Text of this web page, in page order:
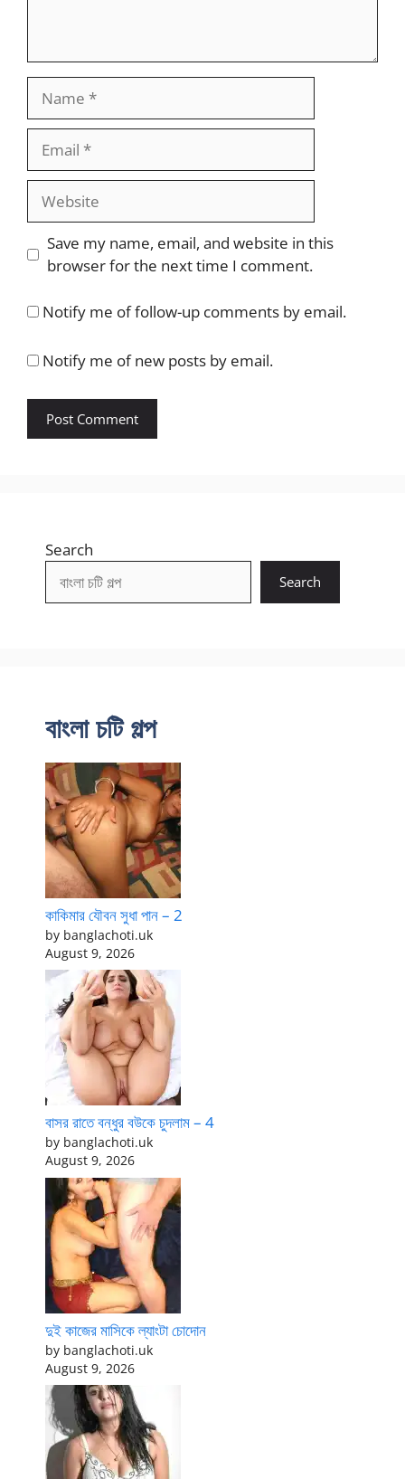
Website
Save my name, email, and website in this
browser for the next time I comment.
Notify me of follow-up comments by email.
Notify me of new posts by email.
Search
Search
বাংলা চটি গল্প
কাকিমার যৌবন সুধা পান – 2
by banglachoti.uk
August 9, 2026
বাসর রাতে বন্ধুর বউকে চুদলাম – 4
by banglachoti.uk
August 9, 2026
দুই কাজের মাসিকে ল্যাংটা চোদোন
by banglachoti.uk
August 9, 2026